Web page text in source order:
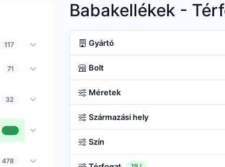
Babakellékek -
Gyártó
Bolt
Méretek
Származási hely
Szín
117
71
32
81
478